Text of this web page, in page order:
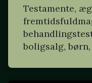
Testamente,
boligsalg,